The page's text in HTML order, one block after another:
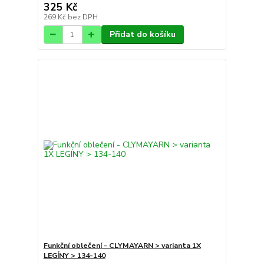
325 Kč
269 Kč bez DPH
Přidat do košíku
Funkční oblečení - CLYMAYARN > varianta 1X
LEGÍNY > 134-140